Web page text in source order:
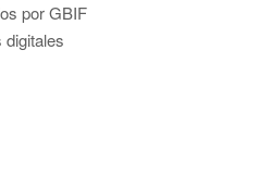
por GBIF
digitales